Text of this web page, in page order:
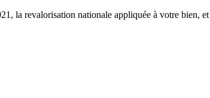
la revalorisation nationale appliquée à votre bien,